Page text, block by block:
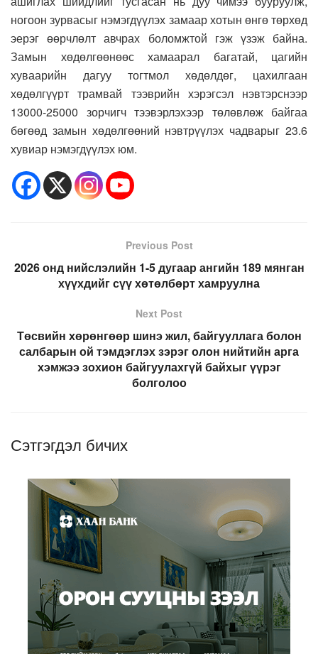
ногоон зурвасыг нэмэгдүүлэх замаар хотын өнгө төрхөд
эерэг өөрчлөлт авчрах боломжтой гэж үзэж байна.
Замын хөдөлгөөнөөс хамаарал багатай, цагийн
хуваарийн дагуу тогтмол хөдөлдөг, цахилгаан
хөдөлгүүрт трамвай тээврийн хэрэгсэл нэвтэрснээр
13000-25000 зорчигч тээвэрлэхээр төлөвлөж байгаа
бөгөөд замын хөдөлгөөний нэвтрүүлэх чадварыг 23.6
хувиар нэмэгдүүлэх юм.
Previous Post
2026 онд нийслэлийн 1-5 дугаар ангийн 189 мянган
хүүхдийг сүү хөтөлбөрт хамруулна
Next Post
Төсвийн хөрөнгөөр шинэ жил, байгууллага болон
салбарын ой тэмдэглэх зэрэг олон нийтийн арга
хэмжээ зохион байгуулахгүй байхыг үүрэг
болголоо
Сэтгэгдэл бичих